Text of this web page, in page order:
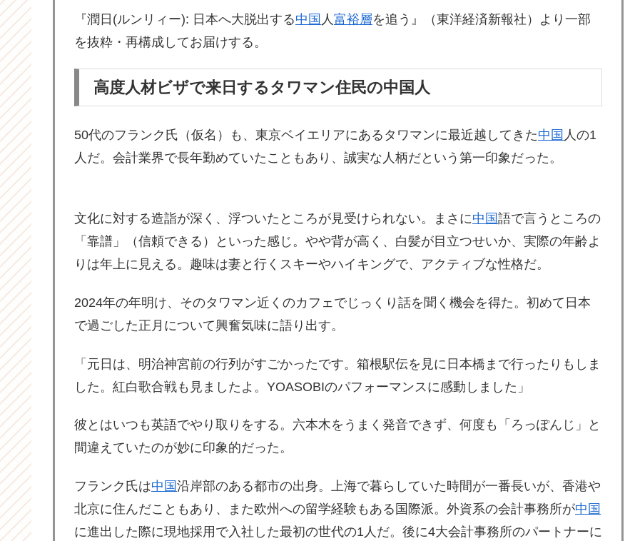
『潤日(ルンリィー): 日本へ大脱出する中国 人 富裕層を追う』（東洋経済新報社）より一部
を抜粋・再構成してお届けする。
高度人材ビザで来日するタワマン住民の中国人
50代のフランク氏（仮名）も、東京ベイエリアにあるタワマンに最近越してきた中国 人の1
人だ。会計業界で長年勤めていたこともあり、誠実な人柄だという第一印象だった。
文化に対する造詣が深く、浮ついたところが見受けられない。まさに中国語で言うところの
「靠譜」（信頼できる）といった感じ。やや背が高く、白髪が目立つせいか、実際の年齢よ
りは年上に見える。趣味は妻と行くスキーやハイキングで、アクティブな性格だ。
2024年の年明け、そのタワマン近くのカフェでじっくり話を聞く機会を得た。初めて日本
で過ごした正月について興奮気味に語り出す。
「元日は、明治神宮前の行列がすごかったです。箱根駅伝を見に日本橋まで行ったりもしま
した。紅白歌合戦も見ましたよ。YOASOBIのパフォーマンスに感動しました」
彼とはいつも英語でやり取りをする。六本木をうまく発音できず、何度も「ろっぽんじ」と
間違えていたのが妙に印象的だった。
フランク氏は中国沿岸部のある都市の出身。上海で暮らしていた時間が一番長いが、香港や
北京に住んだこともあり、また欧州への留学経験もある国際派。外資系の会計事務所が中国
に進出した際に現地採用で入社した最初の世代の1人だ。後に4大会計事務所のパートナーに